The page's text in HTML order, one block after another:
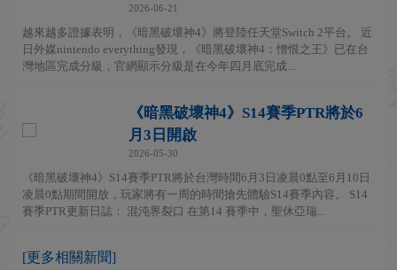
2026-06-21
越來越多證據表明，《暗黑破壞神4》將登陸任天堂Switch 2平台。 近
日外媒nintendo everything發現，《暗黑破壞神4：憎恨之王》已在台
灣地區完成分級，官網顯示分級是在今年四月底完成...
《暗黑破壞神4》S14賽季PTR將於6
月3日開啟
2026-05-30
《暗黑破壞神4》S14賽季PTR將於台灣時間6月3日凌晨0點至6月10日
凌晨0點期間開放，玩家將有一周的時間搶先體驗S14賽季內容。 S14
賽季PTR更新日誌： 混沌界裂口 在第14 賽季中，聖休亞瑞...
[更多相關新聞]